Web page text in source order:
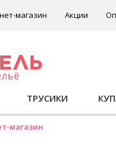
магазин Акции
ТРУСИКИ
магазин